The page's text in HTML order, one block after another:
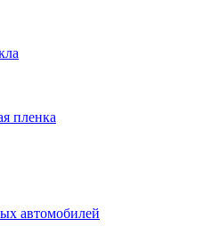
пленка
автомобилей